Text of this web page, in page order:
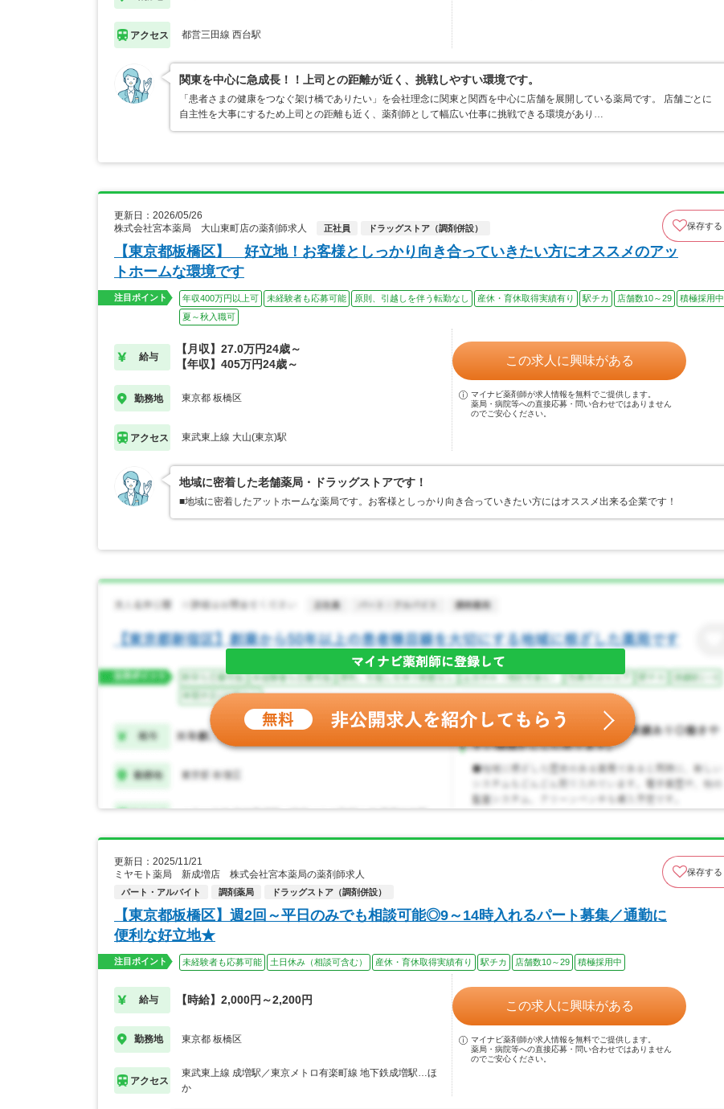
アクセス 都営三田線 西台駅
関東を中心に急成長！！上司との距離が近く、挑戦しやすい環境です。
「患者さまの健康をつなぐ架け橋でありたい」を会社理念に関東と関西を中心に店舗を展開している薬局です。 店舗ごとに
自主性を大事にするため上司との距離も近く、薬剤師として幅広い仕事に挑戦できる環境があり…
更新日：2026/05/26
株式会社宮本薬局 大山東町店の薬剤師求人
正社員 ドラッグストア（調剤併設） 保存する
【東京都板橋区】 好立地！お客様としっかり向き合っていきたい方にオススメのアッ
トホームな環境です
注目ポイント 年収400万円以上可 未経験者も応募可能 原則、引越しを伴う転勤なし 産休・育休取得実績有り 駅チカ 店舗数10～29
積極採用中
夏～秋入職可
給与
【月収】27.0万円24歳～
【年収】405万円24歳～
勤務地 東京都 板橋区
アクセス 東武東上線 大山(東京)駅
この求人に興味がある
マイナビ薬剤師が求人情報を無料でご提供します。
薬局・病院等への直接応募・問い合わせではありません
のでご安心ください。
地域に密着した老舗薬局・ドラッグストアです！
■地域に密着したアットホームな薬局です。お客様としっかり向き合っていきたい方にはオススメ出来る企業です！
更新日：2025/11/21
ミヤモト薬局 新成増店 株式会社宮本薬局の薬剤師求人
パート・アルバイト 調剤薬局 ドラッグストア（調剤併設）
保存する
【東京都板橋区】週2回～平日のみでも相談可能◎9～14時入れるパート募集／通勤に
便利な好立地★
注目ポイント 未経験者も応募可能 土日休み（相談可含む） 産休・育休取得実績有り 駅チカ 店舗数10～29 積極採用中
給与 【時給】2,000円～2,200円
勤務地 東京都 板橋区
アクセス
東武東上線 成増駅／東京メトロ有楽町線 地下鉄成増駅…ほ
か
この求人に興味がある
マイナビ薬剤師が求人情報を無料でご提供します。
薬局・病院等への直接応募・問い合わせではありません
のでご安心ください。